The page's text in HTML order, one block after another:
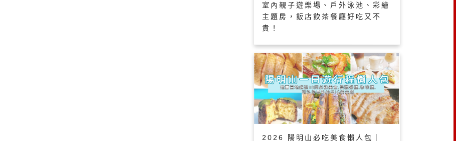
室內親子遊樂場、戶外泳池、彩繪
主題房，飯店飲茶餐廳好吃又不
貴！
2026 陽明山必吃美食懶人包｜